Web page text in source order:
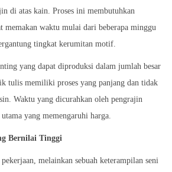
di atas kain. Proses ini membutuhkan
memakan waktu mulai dari beberapa minggu
tingkat kerumitan motif.
yang dapat diproduksi dalam jumlah besar
tulis memiliki proses yang panjang dan tidak
Waktu yang dicurahkan oleh pengrajin
yang memengaruhi harga.
Bernilai Tinggi
melainkan sebuah keterampilan seni